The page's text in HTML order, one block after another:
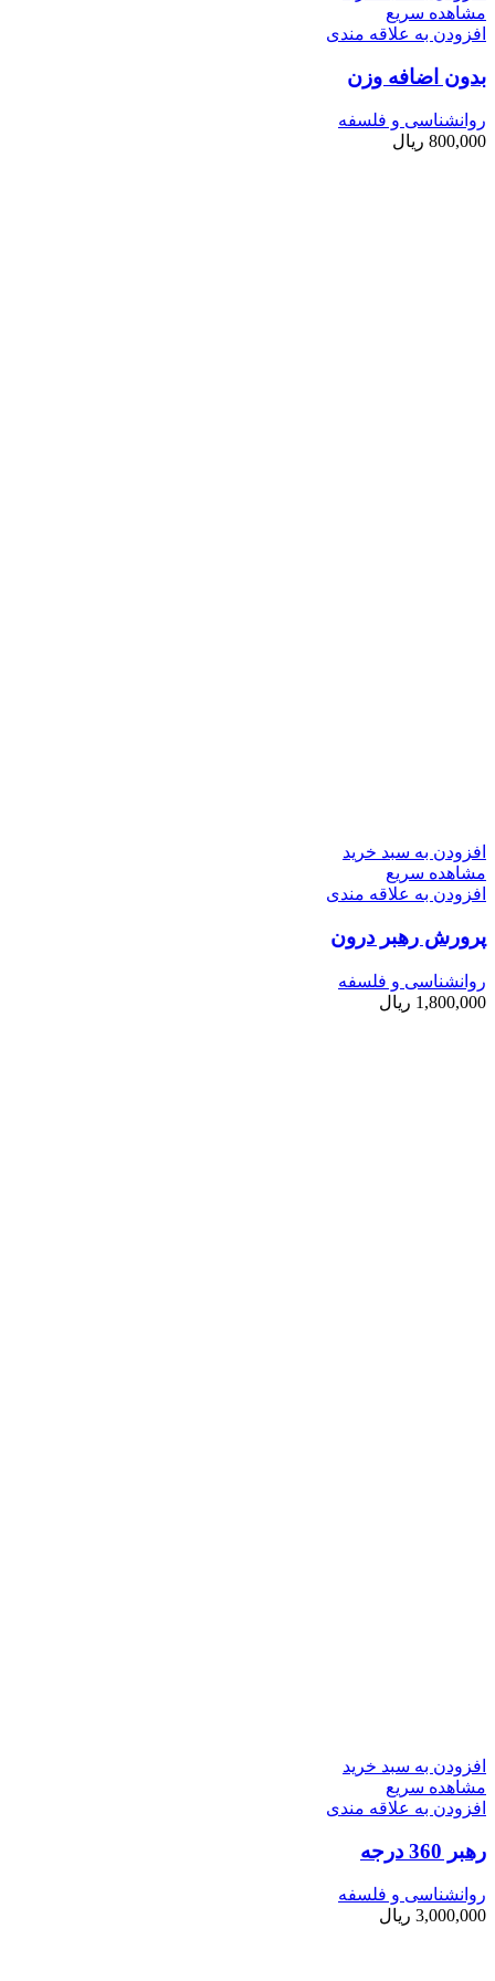
مشاهده سریع
افزودن به علاقه مندی
بدون اضافه وزن
روانشناسی و فلسفه
800,000 ریال
افزودن به سبد خرید
مشاهده سریع
افزودن به علاقه مندی
پرورش رهبر درون
روانشناسی و فلسفه
1,800,000 ریال
افزودن به سبد خرید
مشاهده سریع
افزودن به علاقه مندی
رهبر 360 درجه
روانشناسی و فلسفه
3,000,000 ریال